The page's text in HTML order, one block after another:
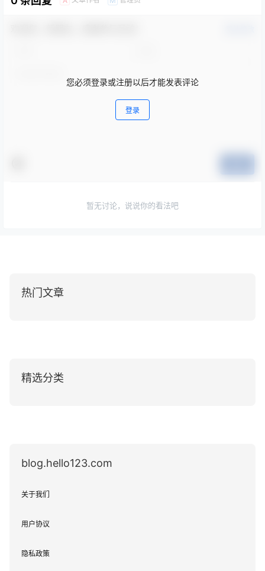
您必须登录或注册以后才能发表评论
登录
暂无讨论，说说你的看法吧
热门文章
精选分类
blog.hello123.com
关于我们
用户协议
隐私政策